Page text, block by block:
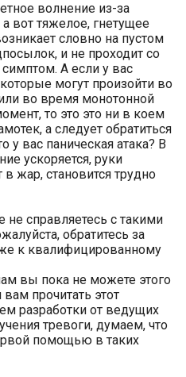
волнение из-за
вот тяжелое, гнетущее
словно на пустом
и не проходит со
А если у вас
могут произойти во
во время монотонной
то это это ни в коем
а следует обратиться
у вас паническая атака? В
ускоряется, руки
жар, становится трудно
не справляетесь с такими
обратитесь за
к квалифицированному
вы пока не можете этого
прочитать этот
разработки от ведущих
тревоги, думаем, что
помощью в таких